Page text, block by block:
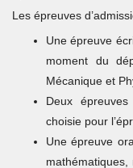
Les épreuves
Une épreuve
moment du
Mécanique et
Deux
choisie pour
Une épreuve
mathématiques,